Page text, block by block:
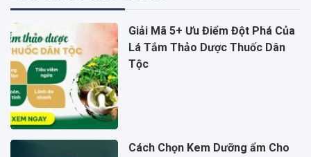
Giải Mã 5+ Ưu Điểm Đột Phá Của
Lá Tắm Thảo Dược Thuốc Dân
Tộc
Cách Chọn Kem Dưỡng ẩm Cho